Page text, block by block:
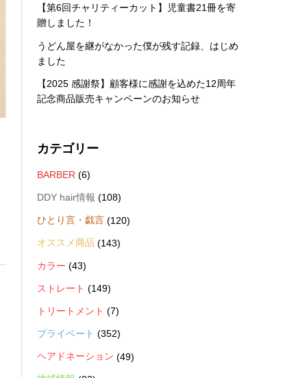
【第6回チャリティーカット】児童書21冊を寄
贈しました！
うどん屋を継がなかった僕が残す記録、はじめ
ました
【2025 感謝祭】顧客様に感謝を込めた12周年
記念商品販売キャンペーンのお知らせ
カテゴリー
BARBER (6)
DDY hair情報 (108)
ひとり言・戯言 (120)
オススメ商品 (143)
カラー (43)
ストレート (149)
トリートメント (7)
プライベート (352)
ヘアドネーション (49)